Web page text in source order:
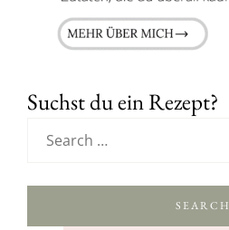
Suchst du ein Rezept?
SEARCH